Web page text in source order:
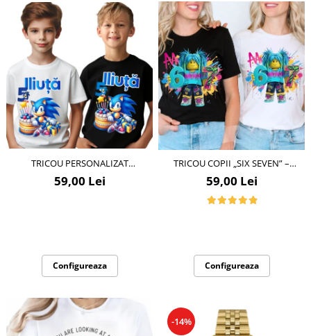
TRICOU PERSONALIZAT
ANIVERSAR SONIC CU CIFRA
ANIVERSARA TAS101
59,00 Lei
Configureaza
TRICOU COPII „SIX SEVEN” –
TRENDUL URBAN AL
MOMENTULUI
59,00 Lei
Configureaza
-14%